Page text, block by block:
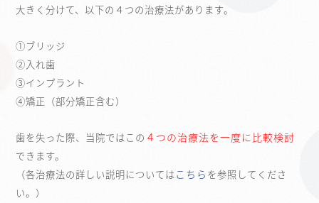
大きく分けて、以下の４つの治療法があります。
①ブリッジ
②入れ歯
③インプラント
④矯正（部分矯正含む）
歯を失った際、当院ではこの ４つの治療法を一度に比較検討
できます。
（各治療法の詳しい説明についてはこちら を参照してくださ
い。）